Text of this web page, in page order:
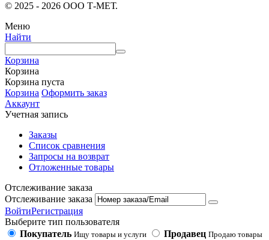
© 2025 - 2026 ООО Т-МЕТ.
Меню
Найти
Корзина
Корзина
Корзина пуста
Корзина Оформить заказ
Аккаунт
Учетная запись
Заказы
Список сравнения
Запросы на возврат
Отложенные товары
Отслеживание заказа
Отслеживание заказа
ВойтиРегистрация
Выберите тип пользователя
Покупатель Ищу товары и услуги Продавец Продаю товары